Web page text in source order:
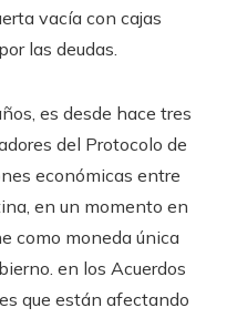
vacía con cajas
las deudas.
es desde hace tres
del Protocolo de
económicas entre
en un momento en
como moneda única
en los Acuerdos
que están afectando